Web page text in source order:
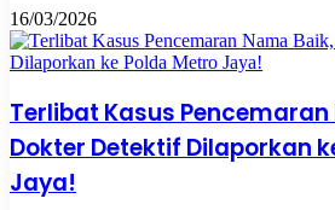
16/03/2026
Terlibat Kasus Pencemaran
Dokter Detektif Dilaporkan
Jaya!